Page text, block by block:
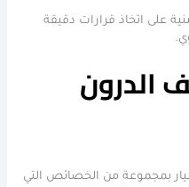
على اتخاذ قرارات دقيقة
الدرون
بمجموعة من الخصائص التي